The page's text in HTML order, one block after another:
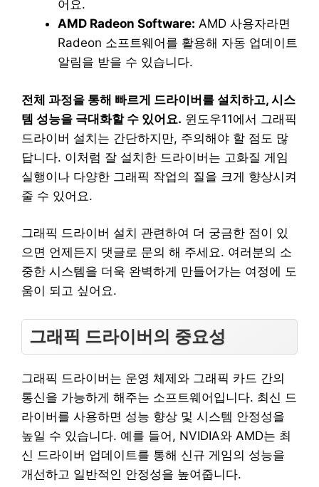
어요.
AMD Radeon Software: AMD 사용자라면
Radeon 소프트웨어를 활용해 자동 업데이트
알림을 받을 수 있습니다.
전체 과정을 통해 빠르게 드라이버를 설치하고, 시스
템 성능을 극대화할 수 있어요. 윈도우11에서 그래픽
드라이버 설치는 간단하지만, 주의해야 할 점도 많
답니다. 이처럼 잘 설치한 드라이버는 고화질 게임
실행이나 다양한 그래픽 작업의 질을 크게 향상시켜
줄 수 있어요.
그래픽 드라이버 설치 관련하여 더 궁금한 점이 있
으면 언제든지 댓글로 문의 해 주세요. 여러분의 소
중한 시스템을 더욱 완벽하게 만들어가는 여정에 도
움이 되고 싶어요.
그래픽 드라이버의 중요성
그래픽 드라이버는 운영 체제와 그래픽 카드 간의
통신을 가능하게 해주는 소프트웨어입니다. 최신 드
라이버를 사용하면 성능 향상 및 시스템 안정성을
높일 수 있습니다. 예를 들어, NVIDIA와 AMD는 최
신 드라이버 업데이트를 통해 신규 게임의 성능을
개선하고 일반적인 안정성을 높여줍니다.